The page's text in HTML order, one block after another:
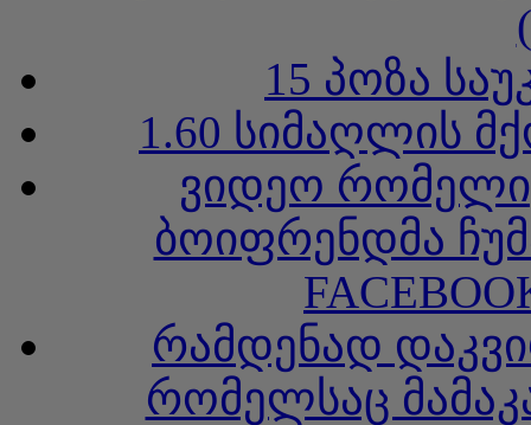
15 პოზა
1.60 სიმაღლის
ვიდეო
ბოიფრენდმა
რამდენად
რომელსაც